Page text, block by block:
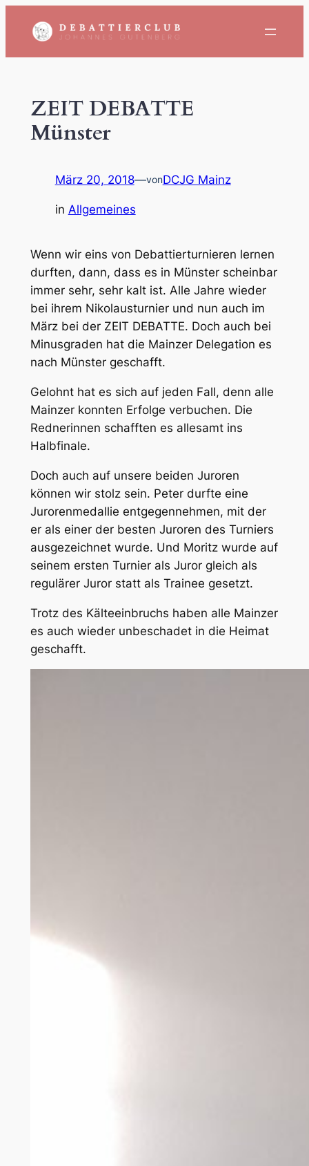
Inhalt
ZEIT DEBATTE
Münster
März 20, 2018—vonDCJG Mainz
in Allgemeines
Wenn wir eins von Debattierturnieren lernen
durften, dann, dass es in Münster scheinbar
immer sehr, sehr kalt ist. Alle Jahre wieder
bei ihrem Nikolausturnier und nun auch im
März bei der ZEIT DEBATTE. Doch auch bei
Minusgraden hat die Mainzer Delegation es
nach Münster geschafft.
Gelohnt hat es sich auf jeden Fall, denn alle
Mainzer konnten Erfolge verbuchen. Die
Rednerinnen schafften es allesamt ins
Halbfinale.
Doch auch auf unsere beiden Juroren
können wir stolz sein. Peter durfte eine
Jurorenmedallie entgegennehmen, mit der
er als einer der besten Juroren des Turniers
ausgezeichnet wurde. Und Moritz wurde auf
seinem ersten Turnier als Juror gleich als
regulärer Juror statt als Trainee gesetzt.
Trotz des Kälteeinbruchs haben alle Mainzer
es auch wieder unbeschadet in die Heimat
geschafft.